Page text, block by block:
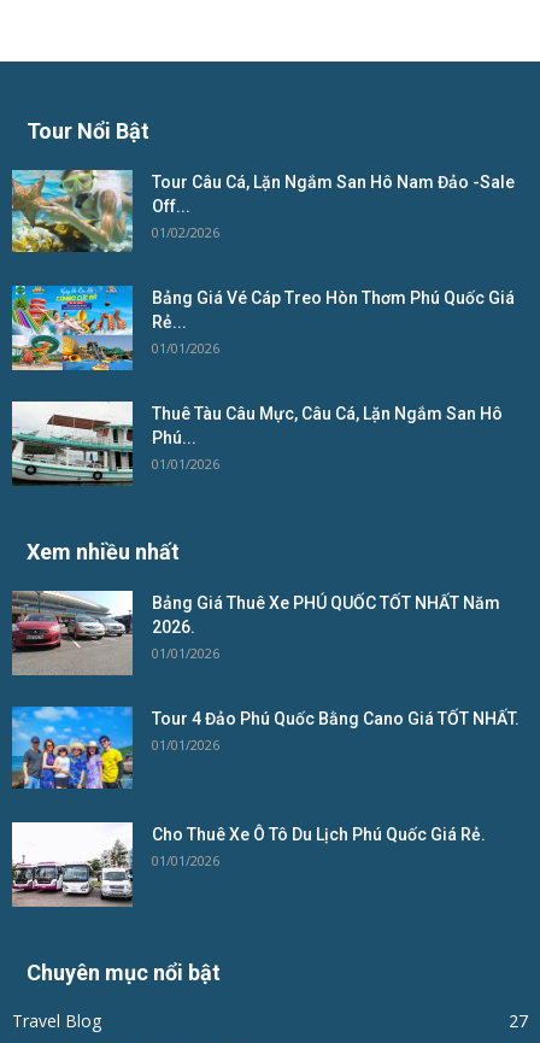
Tour Nổi Bật
Tour Câu Cá, Lặn Ngắm San Hô Nam Đảo -Sale
Off...
01/02/2026
Bảng Giá Vé Cáp Treo Hòn Thơm Phú Quốc Giá
Rẻ...
01/01/2026
Thuê Tàu Câu Mực, Câu Cá, Lặn Ngắm San Hô
Phú...
01/01/2026
Xem nhiều nhất
Bảng Giá Thuê Xe PHÚ QUỐC TỐT NHẤT Năm
2026.
01/01/2026
Tour 4 Đảo Phú Quốc Bằng Cano Giá TỐT NHẤT.
01/01/2026
Cho Thuê Xe Ô Tô Du Lịch Phú Quốc Giá Rẻ.
01/01/2026
Chuyên mục nổi bật
Travel Blog
27